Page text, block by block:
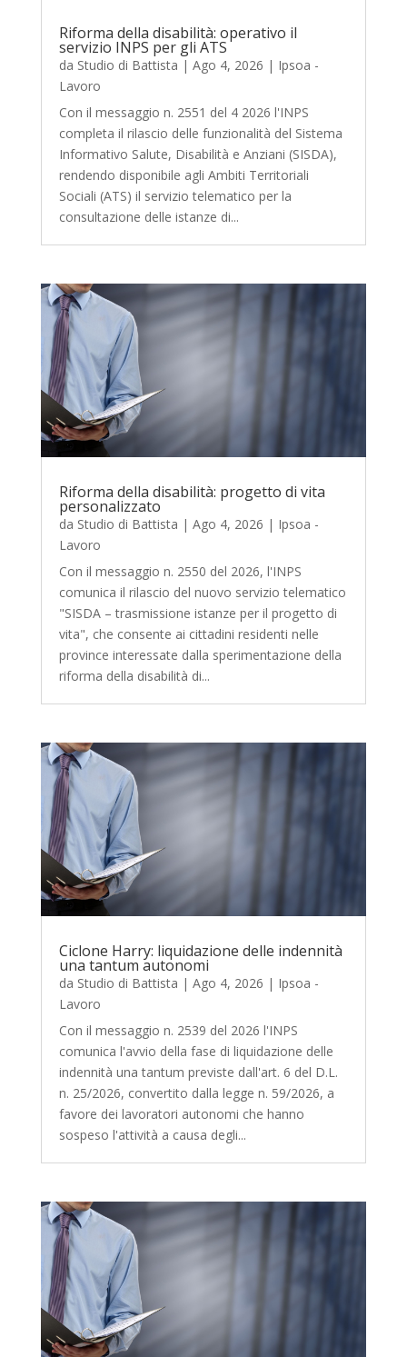
Riforma della disabilità: operativo il
servizio INPS per gli ATS
da Studio di Battista | Ago 4, 2026 | Ipsoa -
Lavoro
Con il messaggio n. 2551 del 4 2026 l'INPS
completa il rilascio delle funzionalità del Sistema
Informativo Salute, Disabilità e Anziani (SISDA),
rendendo disponibile agli Ambiti Territoriali
Sociali (ATS) il servizio telematico per la
consultazione delle istanze di...
Riforma della disabilità: progetto di vita
personalizzato
da Studio di Battista | Ago 4, 2026 | Ipsoa -
Lavoro
Con il messaggio n. 2550 del 2026, l'INPS
comunica il rilascio del nuovo servizio telematico
"SISDA – trasmissione istanze per il progetto di
vita", che consente ai cittadini residenti nelle
province interessate dalla sperimentazione della
riforma della disabilità di...
Ciclone Harry: liquidazione delle indennità
una tantum autonomi
da Studio di Battista | Ago 4, 2026 | Ipsoa -
Lavoro
Con il messaggio n. 2539 del 2026 l'INPS
comunica l'avvio della fase di liquidazione delle
indennità una tantum previste dall'art. 6 del D.L.
n. 25/2026, convertito dalla legge n. 59/2026, a
favore dei lavoratori autonomi che hanno
sospeso l'attività a causa degli...